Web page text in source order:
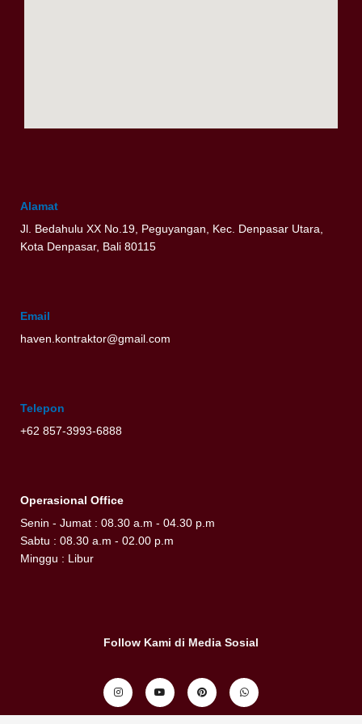
Alamat
Jl. Bedahulu XX No.19, Peguyangan, Kec. Denpasar Utara,
Kota Denpasar, Bali 80115
Email
haven.kontraktor@gmail.com
Telepon
+62 857-3993-6888
Operasional Office
Senin - Jumat : 08.30 a.m - 04.30 p.m
Sabtu : 08.30 a.m - 02.00 p.m
Minggu : Libur
Follow Kami di Media Sosial
n
s
t
a
g
o
u
t
u
b
i
n
t
e
r
h
a
t
s
a